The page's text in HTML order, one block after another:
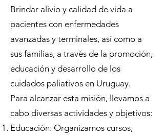
Brindar alivio y calidad de vida a
pacientes con enfermedades
avanzadas y terminales, así como a
sus familias, a través de la promoción,
educación y desarrollo de los
cuidados paliativos en Uruguay.
Para alcanzar esta misión, llevamos a
cabo diversas actividades y objetivos:
Educación: Organizamos cursos,